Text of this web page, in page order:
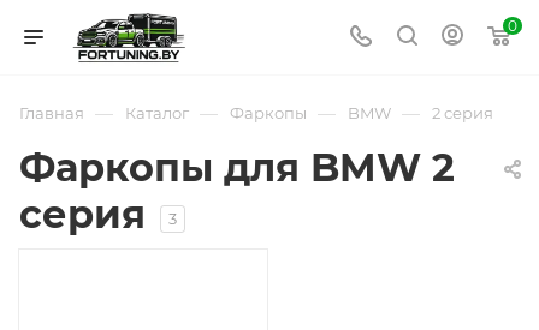
0
Главная — Каталог — Фаркопы — BMW — 2 серия
Фаркопы для BMW 2
серия
3